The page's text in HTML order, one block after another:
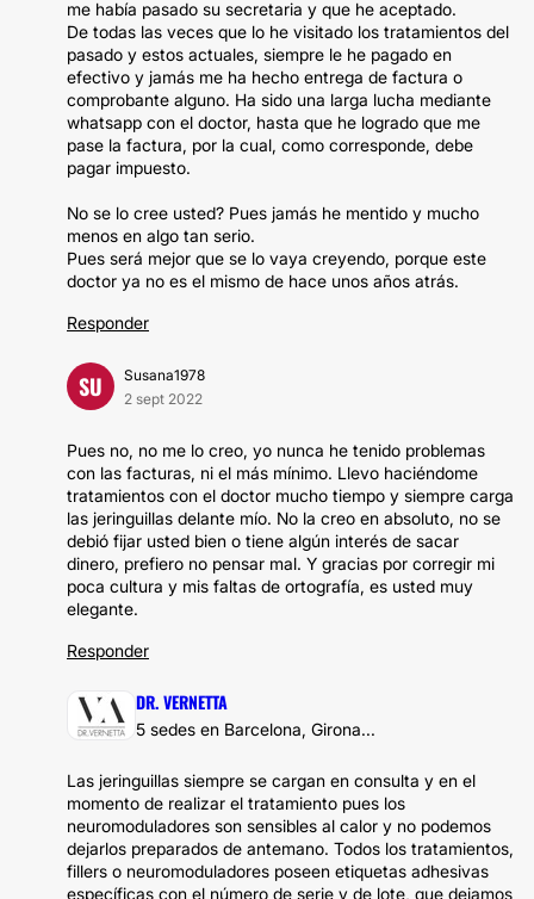
me había pasado su secretaria y que he aceptado.
De todas las veces que lo he visitado los tratamientos del
pasado y estos actuales, siempre le he pagado en
efectivo y jamás me ha hecho entrega de factura o
comprobante alguno. Ha sido una larga lucha mediante
whatsapp con el doctor, hasta que he logrado que me
pase la factura, por la cual, como corresponde, debe
pagar impuesto.
No se lo cree usted? Pues jamás he mentido y mucho
menos en algo tan serio.
Pues será mejor que se lo vaya creyendo, porque este
doctor ya no es el mismo de hace unos años atrás.
Responder
SU
Susana1978
2 sept 2022
Pues no, no me lo creo, yo nunca he tenido problemas
con las facturas, ni el más mínimo. Llevo haciéndome
tratamientos con el doctor mucho tiempo y siempre carga
las jeringuillas delante mío. No la creo en absoluto, no se
debió fijar usted bien o tiene algún interés de sacar
dinero, prefiero no pensar mal. Y gracias por corregir mi
poca cultura y mis faltas de ortografía, es usted muy
elegante.
Responder
DR. VERNETTA
5 sedes en Barcelona, Girona...
Las jeringuillas siempre se cargan en consulta y en el
momento de realizar el tratamiento pues los
neuromoduladores son sensibles al calor y no podemos
dejarlos preparados de antemano. Todos los tratamientos,
fillers o neuromoduladores poseen etiquetas adhesivas
específicas con el número de serie y de lote, que dejamos